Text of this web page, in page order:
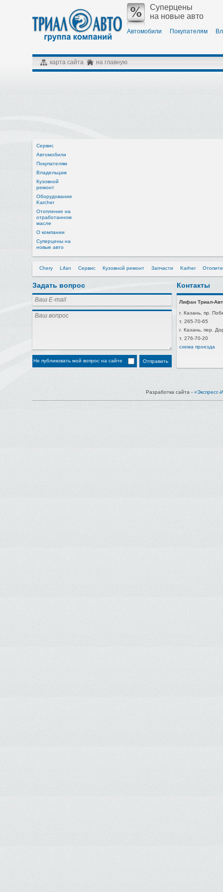
Суперцены
на новые авто
Автомобили Покупателям
карта сайта на главную
Сервис
Автомобили
Покупателям
Владельцам
Кузовной
ремонт
Оборудование
Karcher
Отопление на
отработанном
масле
О компании
Суперцены на
новые авто
Chery Lifan Сервис Кузовной ремонт Запчасти Karher
Задать вопрос
Не публиковать мой вопрос на сайте
Контакты
Лифан Триал-
г. Казань, пр.
т. 265-70-65
г. Казань, пер.
т. 276-70-20
схема проезда
Разработка сайта - «Экспресс-